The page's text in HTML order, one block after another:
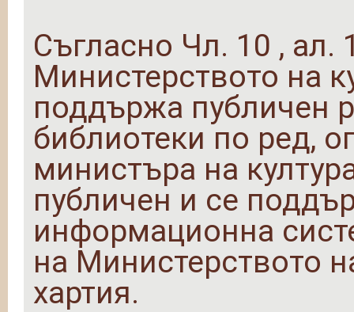
Съгласно Чл. 10 , ал.
Министерството на
поддържа публичен
библиотеки по ред,
министъра на
публичен и се
информационна
на Министерството
хартия.